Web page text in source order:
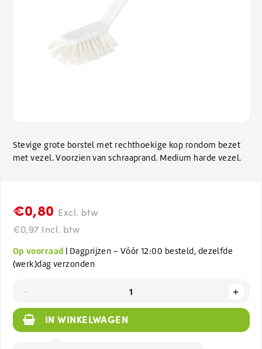
Stevige grote borstel met rechthoekige kop rondom bezet
met vezel. Voorzien van schraaprand. Medium harde vezel.
€0,80 Excl. btw
€0,97 Incl. btw
Op voorraad | Dagprijzen - Vóór 12:00 besteld, dezelfde
(werk)dag verzonden
+
IN WINKELWAGEN